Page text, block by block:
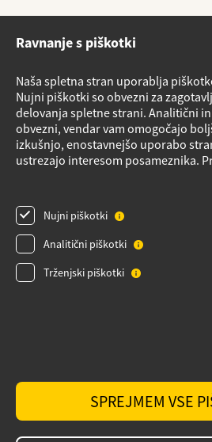
Sistem za prijavo nepravilnosti in
Vloge za storitve
Načrt nujnih ukrepov v primeru
Izvensodno reševanje potrošniških
Varnostni listi
Pregled plinske napeljave
Videonadzor
Obvestilo o obdelavi osebnih podatkov
Izvensodno reševanje potrošniških
Politika piškotkov
Ravnanje s piškotki
Naša spletna stran uporablja
Nujni piškotki so obvezni za
delovanja spletne strani. Analitični
obvezni, vendar vam omogočajo
izkušnjo, enostavnejšo uporabo
ustrezajo interesom posameznika.
Nujni piškotki
Analitični piškotki
Trženjski piškotki
SPREJMEM VSE